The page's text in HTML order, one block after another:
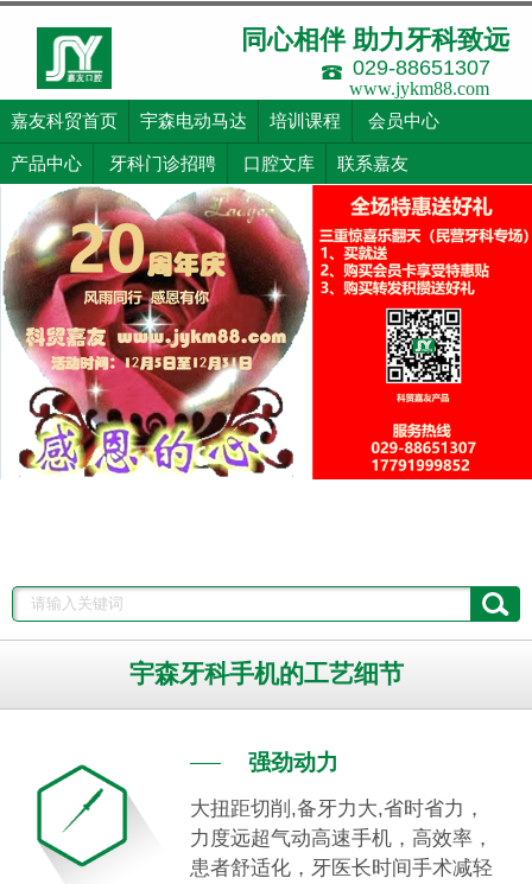
029-88651307
同心相伴 助力牙科致远
www.jykm88.com
嘉友科贸首页
宇森电动马达 培训课程 会员中心
产品中心 牙科门诊招聘 口腔文库 联系嘉友
宇森牙科手机的工艺细节
强劲动力
大扭距切削,备牙力大,省时省力，
力度远超气动高速手机，高效率，
患者舒适化，牙医长时间手术减轻